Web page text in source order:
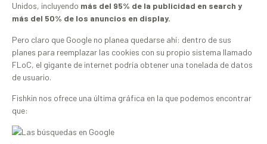
Unidos, incluyendo más del 95% de la publicidad en search y
más del 50% de los anuncios en display.
Pero claro que Google no planea quedarse ahí: dentro de sus
planes para reemplazar las cookies con su propio sistema llamado
FLoC, el gigante de internet podría obtener una tonelada de datos
de usuario.
Fishkin nos ofrece una última gráfica en la que podemos encontrar
que: